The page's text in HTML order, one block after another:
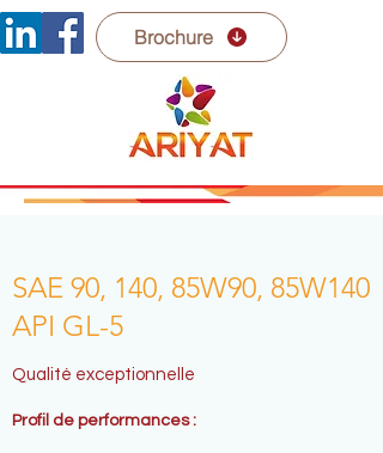
Brochure
SAE 90, 140, 85W90, 85W140
API GL-5
Qualité exceptionnelle
Profil de performances :